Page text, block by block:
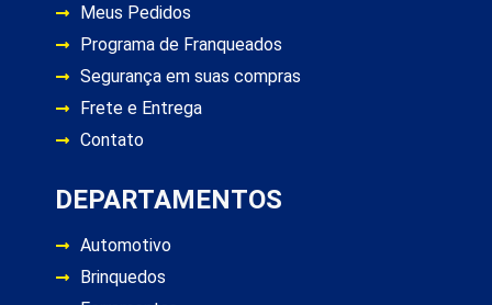
Meus Pedidos
Programa de Franqueados
Segurança em suas compras
Frete e Entrega
Contato
DEPARTAMENTOS
Automotivo
Brinquedos